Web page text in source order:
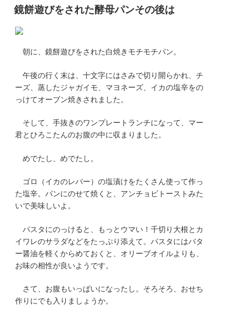
稿
日:
鏡餅遊びをされた酵母パンその後は
朝に、鏡餅遊びをされた白焼きモチモチパン。
午後の行く末は、十文字にはさみで切り開らかれ、チ
ーズ、蒸したジャガイモ、マヨネーズ、イカの塩辛をの
っけてオーブン焼きされました。
そして、手抜きのワンプレートランチになって、マー
君とひろこたんのお腹の中に収まりました。
めでたし、めでたし。
ゴロ（イカのレバー）の塩漬けをたくさん使って作っ
た塩辛。パンにのせて焼くと、アンチョビトーストみた
いで美味しいよ。
パスタにのっけると、もっとウマい！千切り大根とカ
イワレのサラダなどをたっぷり添えて。パスタにはバタ
ー醤油を軽くからめておくと、オリーブオイルよりも、
お味の相性が良いようです。
さて、お腹もいっぱいになったし。そろそろ、おせち
作りにでも入りましょうか。